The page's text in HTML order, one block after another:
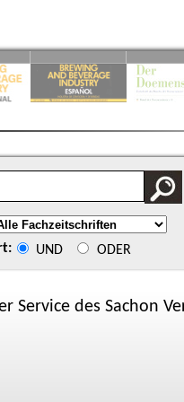
UND ODER
Service des Sachon